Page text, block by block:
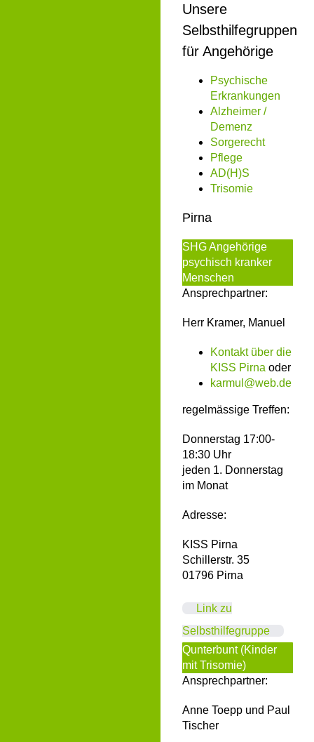
Unsere
Selbsthilfegruppen
für Angehörige
Psychische
Erkrankungen
Alzheimer /
Demenz
Sorgerecht
Pflege
AD(H)S
Trisomie
Pirna
SHG Angehörige
psychisch kranker
Menschen
Ansprechpartner:
Herr Kramer, Manuel
Kontakt über die
KISS Pirna oder
karmul@web.de
regelmässige Treffen:
Donnerstag 17:00-
18:30 Uhr
jeden 1. Donnerstag
im Monat
Adresse:
KISS Pirna
Schillerstr. 35
01796 Pirna
Link zu
Selbsthilfegruppe
Qunterbunt (Kinder
mit Trisomie)
Ansprechpartner:
Anne Toepp und Paul
Tischer